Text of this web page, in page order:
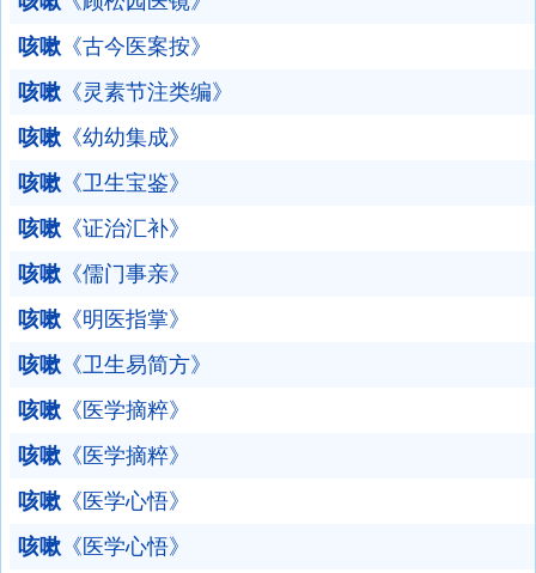
咳嗽 《古今医案按》
咳嗽 《灵素节注类编》
咳嗽 《幼幼集成》
咳嗽 《卫生宝鉴》
咳嗽 《证治汇补》
咳嗽 《儒门事亲》
咳嗽 《明医指掌》
咳嗽 《卫生易简方》
咳嗽 《医学摘粹》
咳嗽 《医学摘粹》
咳嗽 《医学心悟》
咳嗽 《医学心悟》